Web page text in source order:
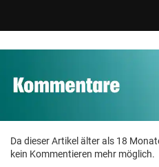
Da dieser Artikel älter als 18
kein Kommentieren mehr möglich.